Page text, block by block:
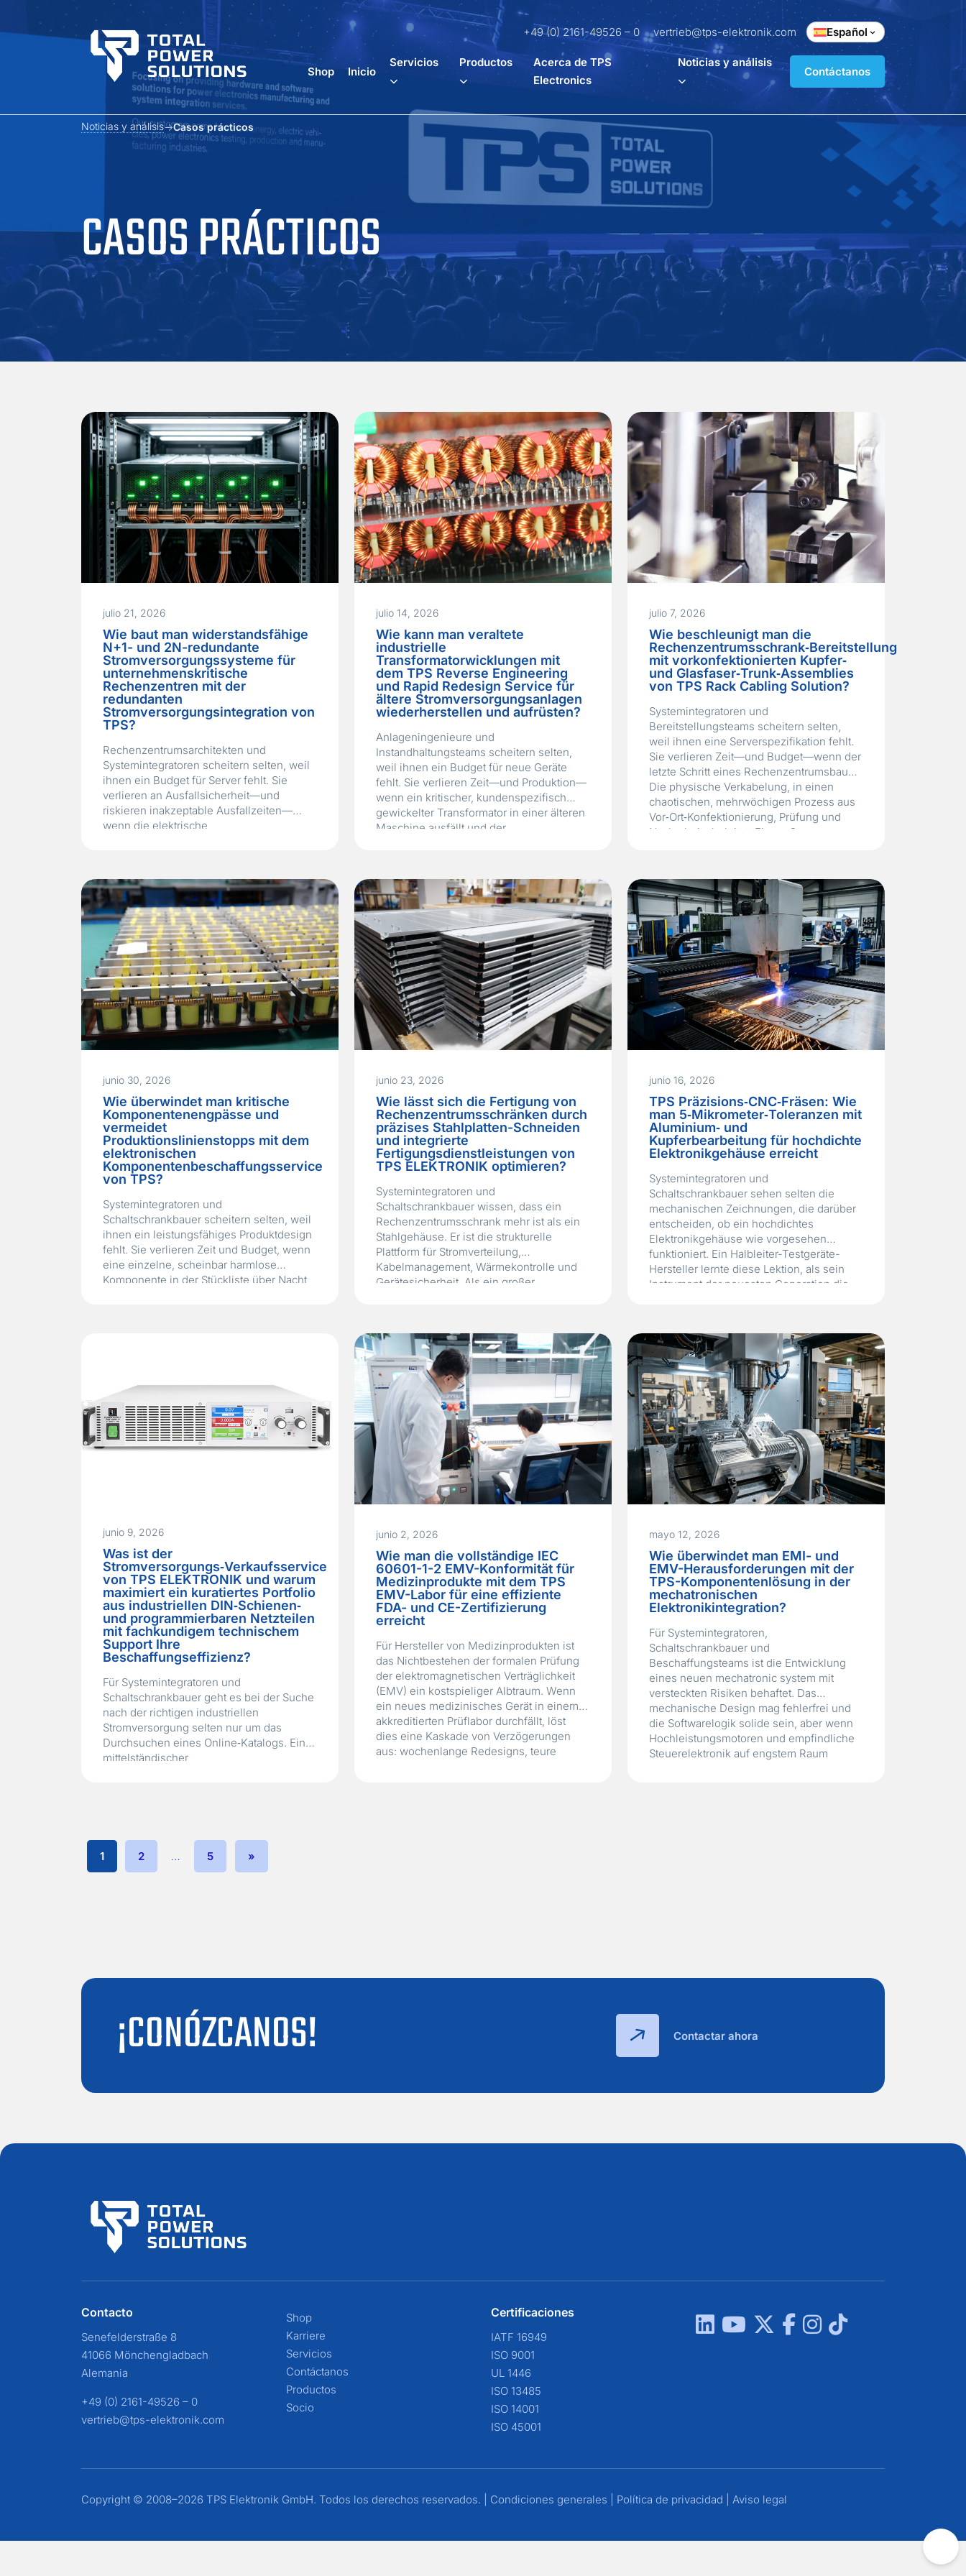
+49 (0) 2161-49526 – 0 vertrieb@tps-elektronik.com Español
Shop Inicio
Servicios Productos
Acerca de TPS
Electronics
Noticias y análisis
Contáctanos
CASOS PRÁCTICOS
Noticias y análisis Casos prácticos
julio 21, 2026
Wie baut man widerstandsfähige
N+1- und 2N-redundante
Stromversorgungssysteme für
unternehmenskritische
Rechenzentren mit der
redundanten
Stromversorgungsintegration von
TPS?
Rechenzentrumsarchitekten und
Systemintegratoren scheitern selten, weil
ihnen ein Budget für Server fehlt. Sie
verlieren an Ausfallsicherheit—und
riskieren inakzeptable Ausfallzeiten—
wenn die elektrische
Betriebsunterbrechung zu überstehen. Ein
globaler Finanz-
Rechenzentrumsbetreiber, der seine
Tier‑III‑Anlage um eine neue, hochdichte
Serverhalle erweiterte, stand genau vor
dieser Herausforderung. Sein
bestehendes…Read More »
julio 14, 2026
Wie kann man veraltete
industrielle
Transformatorwicklungen mit
dem TPS Reverse Engineering
und Rapid Redesign Service für
ältere Stromversorgungsanlagen
wiederherstellen und aufrüsten?
Anlageningenieure und
Instandhaltungsteams scheitern selten,
weil ihnen ein Budget für neue Geräte
fehlt. Sie verlieren Zeit—und Produktion—
wenn ein kritischer, kundenspezifisch
gewickelter Transformator in einer älteren
Maschine ausfällt und der
Papierfabrik oder eine
Chemieverarbeitungslinie, die stillsteht
und Umsatz verliert,…
Read More »
julio 7, 2026
Wie beschleunigt man die
Rechenzentrumsschrank‑Bereitstellung
mit vorkonfektionierten Kupfer‑
und Glasfaser‑Trunk‑Assemblies
von TPS Rack Cabling Solution?
Systemintegratoren und
Bereitstellungsteams scheitern selten,
weil ihnen eine Serverspezifikation fehlt.
Sie verlieren Zeit—und Budget—wenn der
letzte Schritt eines Rechenzentrumsbaus.
Die physische Verkabelung, in einen
chaotischen, mehrwöchigen Prozess aus
Vor‑Ort‑Konfektionierung, Prüfung und
Nacharbeit abgleitet. Ein großer
Schränken für eine neue
Colocation‑Anlage beauftragt war, stieß
genau auf diesen Engpass.…
Read More
»
junio 30, 2026
Wie überwindet man kritische
Komponentenengpässe und
vermeidet
Produktionslinienstopps mit dem
elektronischen
Komponentenbeschaffungsservice
von TPS?
Systemintegratoren und
Schaltschrankbauer scheitern selten, weil
ihnen ein leistungsfähiges Produktdesign
fehlt. Sie verlieren Zeit und Budget, wenn
eine einzelne, scheinbar harmlose
Komponente in der Stückliste über Nacht
Flaggschiff‑SPS‑Design des
Unternehmens…
Read More »
junio 23, 2026
Wie lässt sich die Fertigung von
Rechenzentrumsschränken durch
präzises Stahlplatten-Schneiden
und integrierte
Fertigungsdienstleistungen von
TPS ELEKTRONIK optimieren?
Systemintegratoren und
Schaltschrankbauer wissen, dass ein
Rechenzentrumsschrank mehr ist als ein
Stahlgehäuse. Er ist die strukturelle
Plattform für Stromverteilung,
Kabelmanagement, Wärmekontrolle und
Gerätesicherheit. Als ein großer
Lieferkette der unkomplizierte Teil des
Projekts sein würde. Stattdessen wurde
sie zum Engpass. Ein Lieferant schnitt
die…Read More »
junio 16, 2026
TPS Präzisions‑CNC‑Fräsen: Wie
man 5‑Mikrometer‑Toleranzen mit
Aluminium‑ und
Kupferbearbeitung für hochdichte
Elektronikgehäuse erreicht
Systemintegratoren und
Schaltschrankbauer sehen selten die
mechanischen Zeichnungen, die darüber
entscheiden, ob ein hochdichtes
Elektronikgehäuse wie vorgesehen
funktioniert. Ein Halbleiter-Testgeräte-
Hersteller lernte diese Lektion, als sein
Instrument der neuesten Generation die
der kundenspezifische Aluminium-
Kühlkörper und die Kupfer-I/O‑Platte mit
unzureichender Ebenheit gefertigt waren.
Der daraus resultierende…
Read More »
junio 9, 2026
Was ist der
Stromversorgungs‑Verkaufsservice
von TPS ELEKTRONIK und warum
maximiert ein kuratiertes Portfolio
aus industriellen DIN‑Schienen‑
und programmierbaren Netzteilen
mit fachkundigem technischem
Support Ihre
Beschaffungseffizienz?
Für Systemintegratoren und
Schaltschrankbauer geht es bei der Suche
nach der richtigen industriellen
Stromversorgung selten nur um das
Durchsuchen eines Online‑Katalogs. Ein
mittelständischer
programmierbare DC‑Netzteile
junio 2, 2026
Wie man die vollständige IEC
60601-1-2 EMV-Konformität für
Medizinprodukte mit dem TPS
EMV-Labor für eine effiziente
FDA- und CE-Zertifizierung
erreicht
Für Hersteller von Medizinprodukten ist
das Nichtbestehen der formalen Prüfung
der elektromagnetischen Verträglichkeit
(EMV) ein kostspieliger Albtraum. Wenn
ein neues medizinisches Gerät in einem
akkreditierten Prüflabor durchfällt, löst
dies eine Kaskade von Verzögerungen
aus: wochenlange Redesigns, teure
mayo 12, 2026
Wie überwindet man EMI- und
EMV-Herausforderungen mit der
TPS-Komponentenlösung in der
mechatronischen
Elektronikintegration?
Für Systemintegratoren,
Schaltschrankbauer und
Beschaffungsteams ist die Entwicklung
eines neuen mechatronic system mit
versteckten Risiken behaftet. Das
mechanische Design mag fehlerfrei und
die Softwarelogik solide sein, aber wenn
Hochleistungsmotoren und empfindliche
Steuerelektronik auf engstem Raum
1
2 … 5 »
¡CONÓZCANOS! Contactar ahora
Contacto
Senefelderstraße 8
41066 Mönchengladbach
Alemania
+49 (0) 2161-49526 – 0
vertrieb@tps-elektronik.com
Shop
Karriere
Servicios
Contáctanos
Productos
Socio
Certificaciones
IATF 16949
ISO 9001
UL 1446
ISO 13485
ISO 14001
ISO 45001
Copyright © 2008–2026 TPS Elektronik GmbH. Todos los derechos reservados. | Condiciones generales Política de privacidad Aviso legal